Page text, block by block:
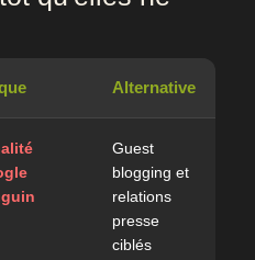
Alternative
Guest
blogging et
relations
presse
ciblés